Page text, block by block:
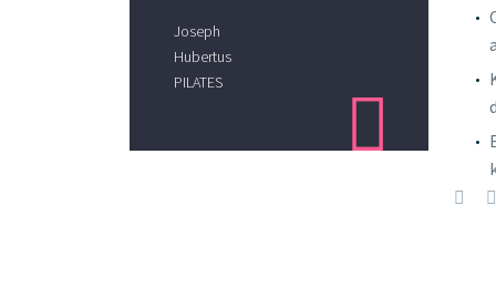
Joseph
Hubertus
PILATES
